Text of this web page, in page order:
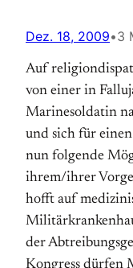
Dez. 18, 2009•3
Auf
von einer in
Marinesoldatin
und sich für
nun folgende
ihrem/ihrer
hofft auf
der
Kongress dürfen